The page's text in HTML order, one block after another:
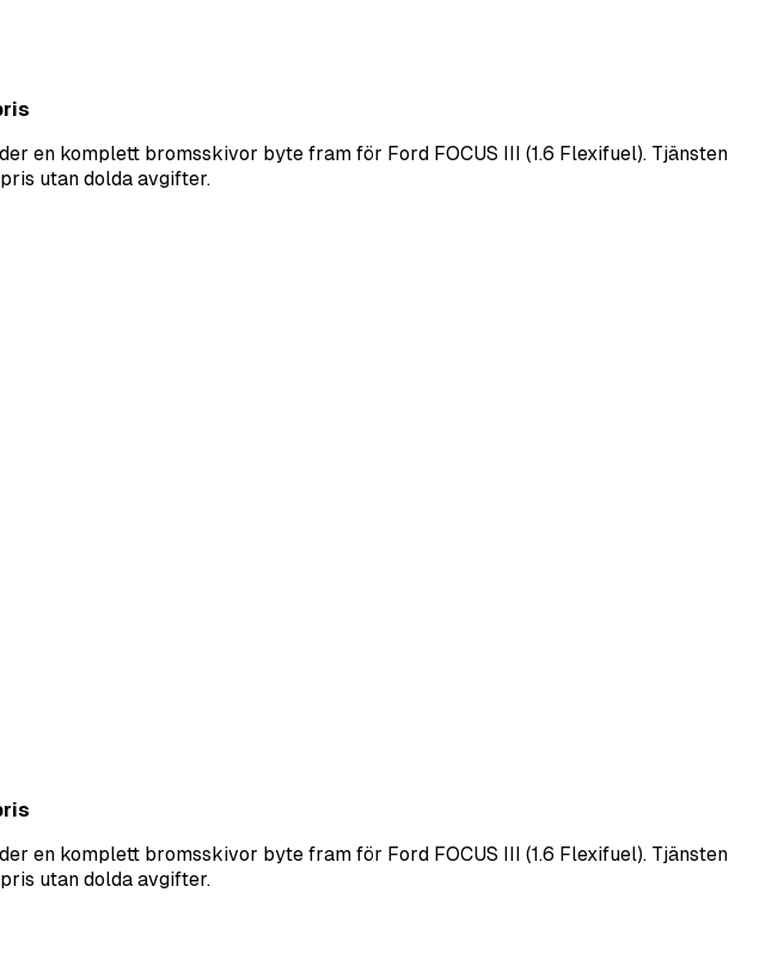
en komplett bromsskivor byte fram för Ford FOCUS III (1.6 Flexifuel). Tjänsten
utan dolda avgifter.
en komplett bromsskivor byte fram för Ford FOCUS III (1.6 Flexifuel). Tjänsten
utan dolda avgifter.